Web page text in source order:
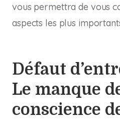
vous permettra de vous
aspects les plus
Défaut
Le manque
conscience